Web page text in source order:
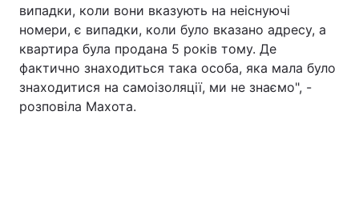
Тема оформлення
випадки, коли вони вказують на неіснуючі
номери, є випадки, коли було вказано адресу, а
квартира була продана 5 років тому. Де
фактично знаходиться така особа, яка мала було
знаходитися на самоізоляції, ми не знаємо", -
розповіла Махота.